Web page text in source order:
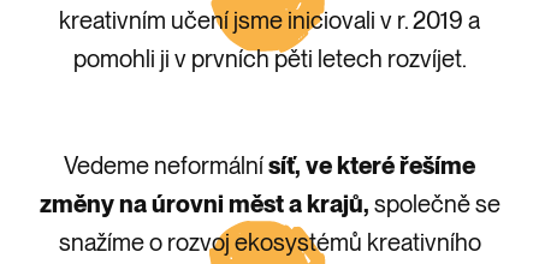
kreativním učení jsme iniciovali v r. 2019 a
pomohli ji v prvních pěti letech rozvíjet.
Vedeme neformálnísíť, ve které řešíme
změny na úrovni měst a krajů, společně se
snažíme o rozvoj ekosystémů kreativního